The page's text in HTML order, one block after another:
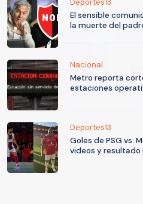
Deportes13
El sensible
la muerte del
Nacional
Metro reporta
estaciones
Deportes13
Goles de PSG vs.
videos y resultado